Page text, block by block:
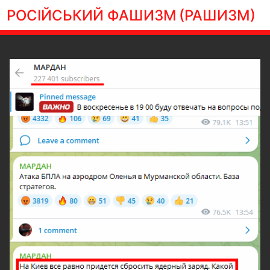
РОСІЙСЬКИЙ ФАШИЗМ (РАШИЗМ)